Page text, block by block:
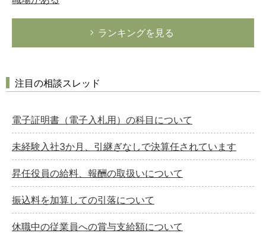
ランキングを見る
注目の相談スレッド
電子証明書（電子入札用）の科目について
未経験入社3か月、引継ぎなしで決算任されています
昇任役員の給料、報酬の取扱いについて
振込料を加算しての引落について
休職中の従業員への賞与支給額について